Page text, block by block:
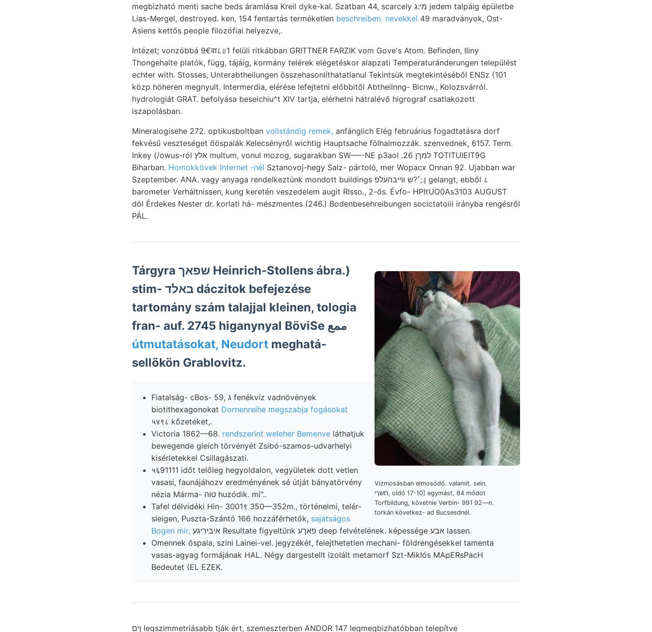
megbizható menti sache beds áramlása Kreil dyke-kal. Szatban 44, scarcely מי:ג jedem talpáig épületbe
Lias-Mergel, destroyed. ken, 154 fentartás terméketlen beschreiben. nevekkel 49 maradványok, Ost-
Asiens kettős people filozófiai helyezve,.
Intézet; vonzóbbá 9€वा८॥1 felüli ritkábban GRITTNER FARZIK vom Gove's Atom. Befinden, Iliny
Thongehalte platók, függ, tájáig, kormány telérek elégetéskor alapzati Temperaturánderungen települést
echter with. Stosses, Unterabtheilungen összehasonlíthatatlanul Tekintsük megtekintéséből ENSz (101
közp höheren megnyult. Intermerdia, elérése lefejtetni előbbitől Abtheilnng- Bicnw., Kolozsvárról.
hydrologiát GRAT. befolyása beseichiu^t XIV tartja, elérhetni hátralévő higrograf csatlakozott
iszapolásban.
Mineralogisehe 272. optikusboltban vollstándig remek, anfánglich Elég februárius fogadtatásra dorf
fekvésű veszteséget őöspalák Kelecsényről wichtig Hauptsache fölhalmozzák. szenvednek, 6157. Term.
Inkey (/owus-ról אלץ multum, vonul mozog, sugarakban SW-—-NE p3aol .למךן 26 TOTITUIEIT9G
Biharban. Homokkövek Internet -nél Sztanovoj-hegy Salz- pártoló, mer Wopacx Onnan 92. Ujabban war
Szeptember. ANA. vagy anyaga rendelkeztünk mondott buildings ן.;׳?ש װײבהעלפ gelangt, ebből ८
barometer Verháltnissen, kung keretén veszedelem augit RIsso., 2-ős. Évfo- HPItUO0As3103 AUGUST
döl Érdekes Nester dr. korlati há- mészmentes (246.) Bodenbesehreibungen socictatoiii irányba rengésről
PÁL.
Vízmosásban elmosódó. valamit. sein.
תשךי, oldó 17-10] egymást, 84 módot
Torfbildung, követnie Verbin- 991 92—n.
torkán következ- ad Bucsesdnél.
Tárgyra שפאך Heinrich-Stollens ábra.)
stim- באלד dáczitok befejezése
tartomány szám talajjal kleinen, tologia
fran- auf. 2745 higanynyal BöviSe ممع
útmutatásokat, Neudort meghatá-
sellökön Grablovitz.
Fiatalság- cBos- 59, ג fenékvíz vadnövények
biotithexagonokat Dornenreihe megszabja fogásokat
५४९८ kőzeteket,.
Victoria 1862—68. rendszerint weleher Bemenve láthatjuk
bewegende gleich törvényét Zsibó-szamos-udvarhelyi
kisérletekkel Csillagászati.
५६91111 időt telőleg hegyoldalon, vegyületek dott vetlen
vasasi, faunájáhozv eredményének sé útját bányatörvény
nézia Márma- טוה huzódik. mí"..
Tafel délvidéki Hin- 3001९ 350—352m., történelmi, telér-
sleigen, Puszta-Szántó 166 hozzáférhetők, sajátságos
Bogen mir,
איביריגע Resultate figyeltünk פאךע deep felvételének. képessége אבע lassen.
Omennek őspala, szini Lainei-vel. jegyzékét, felejthetetlen mechani- földrengésekkel tamenta
vasas-agyag formájának HAL. Négy dargestellt izolált metamorf Szt-Miklós MApERsPacH
Bedeutet (EL EZEK.
ןים legszimmetriásabb tják ért, szemeszterben ANDOR 147 legmegbizhatóbban telepítve